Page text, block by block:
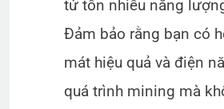
tử tốn nhiều năng
Đảm bảo rằng bạn có
mát hiệu quả và điện
quá trình mining mà